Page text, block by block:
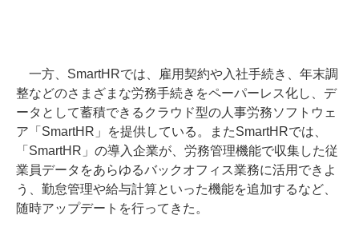
一方、SmartHRでは、雇用契約や入社手続き、年末調
整などのさまざまな労務手続きをペーパーレス化し、デ
ータとして蓄積できるクラウド型の人事労務ソフトウェ
ア「SmartHR」を提供している。またSmartHRでは、
「SmartHR」の導入企業が、労務管理機能で収集した従
業員データをあらゆるバックオフィス業務に活用できよ
う、勤怠管理や給与計算といった機能を追加するなど、
随時アップデートを行ってきた。